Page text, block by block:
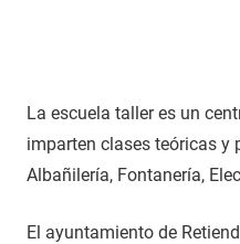
La escuela taller es un
imparten clases teóricas y
Albañilería, Fontanería,
El ayuntamiento de